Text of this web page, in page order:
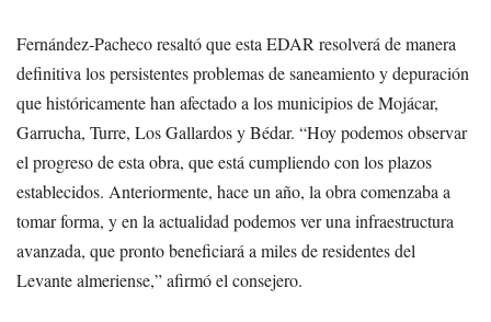
Fernández-Pacheco resaltó que esta EDAR resolverá de manera
definitiva los persistentes problemas de saneamiento y depuración
que históricamente han afectado a los municipios de Mojácar,
Garrucha, Turre, Los Gallardos y Bédar. “Hoy podemos observar
el progreso de esta obra, que está cumpliendo con los plazos
establecidos. Anteriormente, hace un año, la obra comenzaba a
tomar forma, y en la actualidad podemos ver una infraestructura
avanzada, que pronto beneficiará a miles de residentes del
Levante almeriense,” afirmó el consejero.